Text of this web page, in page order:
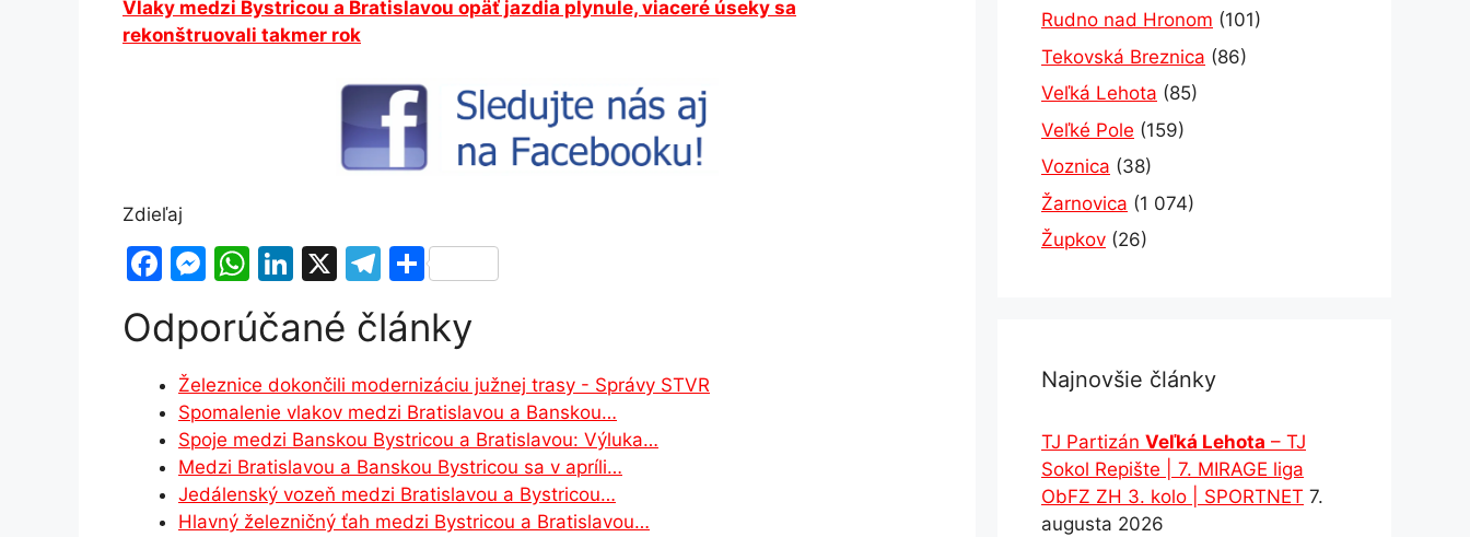
Vlaky medzi Bystricou a Bratislavou opäť jazdia plynule, viaceré úseky sa
rekonštruovali takmer rok
Zdieľaj
F
c
e
b
o
o
k
M
s
e
n
g
er
W
at
A
p
p
Li
k
e
dI
n
X
T
e
gr
a
m
S
ar
e
Odporúčané články
Železnice dokončili modernizáciu južnej trasy - Správy STVR
Spomalenie vlakov medzi Bratislavou a Banskou…
Spoje medzi Banskou Bystricou a Bratislavou: Výluka…
Medzi Bratislavou a Banskou Bystricou sa v apríli…
Jedálenský vozeň medzi Bratislavou a Bystricou…
Hlavný železničný ťah medzi Bystricou a Bratislavou…
Rudno nad Hronom (101)
Tekovská Breznica (86)
Veľká Lehota (85)
Veľké Pole (159)
Voznica (38)
Žarnovica (1 074)
Župkov (26)
Najnovšie články
TJ Partizán Veľká Lehota – TJ
Sokol Repište | 7. MIRAGE liga
ObFZ ZH 3. kolo | SPORTNET 7.
augusta 2026